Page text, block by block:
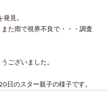
見。
た雨で視界不良で・・・調査
ございました。
日のスター親子の様子です。